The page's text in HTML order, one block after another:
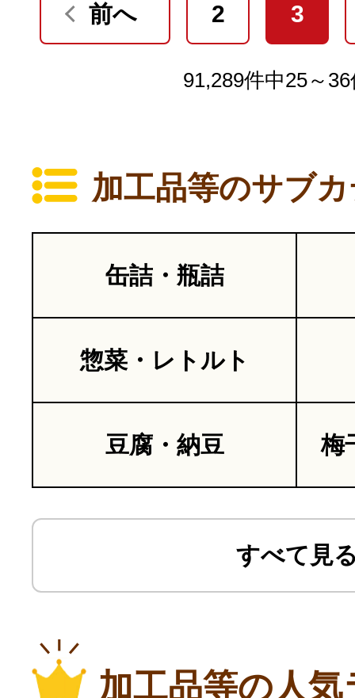
前へ 2 3
91,289件中25～
加工品等のサブ
缶詰・瓶詰
惣菜・レトルト
豆腐・納豆 梅
すべて見
加工品等の人